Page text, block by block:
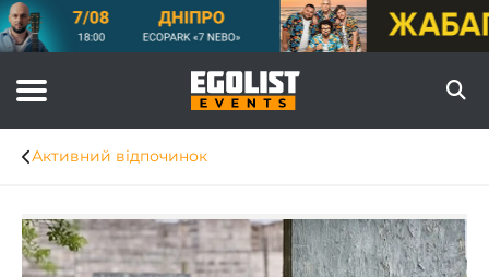
Активний відпочинок